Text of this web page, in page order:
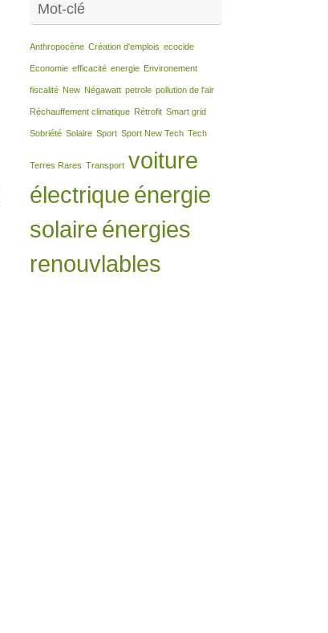
Mot-clé
Anthropocène Création d'emplois ecocide
Economie efficacité energie Environement
fiscalité New Négawatt petrole pollution de l'air
Réchauffement climatique Rétrofit Smart grid
Sobriété Solaire Sport Sport New Tech Tech
Terres Rares Transport voiture
électrique énergie
solaire énergies
renouvlables